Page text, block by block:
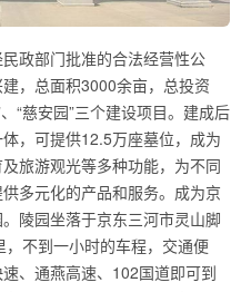
政部门批准的合法经营性公
，总面积3000余亩，总投资
“慈安园”三个建设项目。建成后
，可提供12.5万座墓位，成为
旅游观光等多种功能，为不同
多元化的产品和服务。成为京
陵园坐落于京东三河市灵山脚
不到一小时的车程，交通便
、通燕高速、102国道即可到